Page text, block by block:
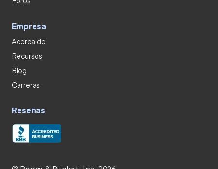
Empresa
Acerca de
Recursos
Blog
Carreras
Reseñas